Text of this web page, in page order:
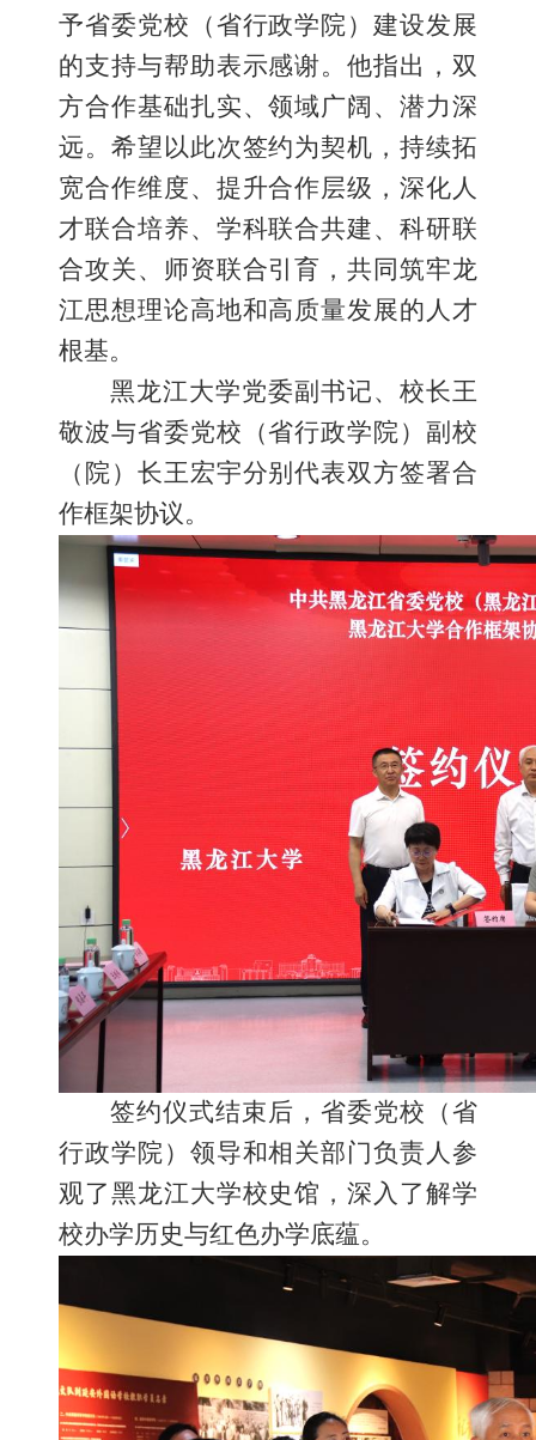
予省委党校（省行政学院）建设发展
的支持与帮助表示感谢。他指出，双
方合作基础扎实、领域广阔、潜力深
远。希望以此次签约为契机，持续拓
宽合作维度、提升合作层级，深化人
才联合培养、学科联合共建、科研联
合攻关、师资联合引育，共同筑牢龙
江思想理论高地和高质量发展的人才
根基。
黑龙江大学党委副书记、校长王
敬波与省委党校（省行政学院）副校
（院）长王宏宇分别代表双方签署合
作框架协议。
签约仪式结束后，省委党校（省
行政学院）领导和相关部门负责人参
观了黑龙江大学校史馆，深入了解学
校办学历史与红色办学底蕴。